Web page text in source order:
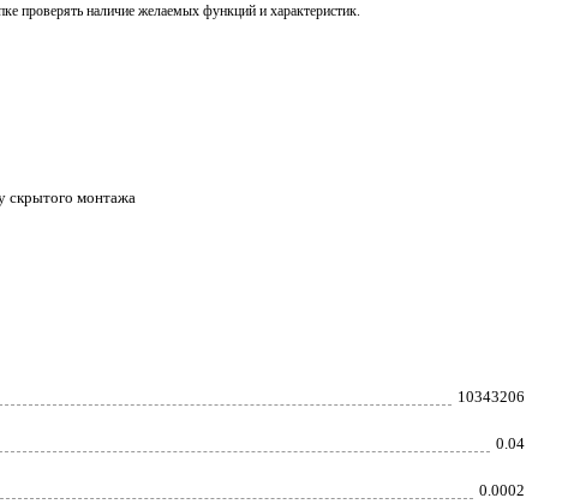
проверять наличие желаемых функций и характеристик.
скрытого монтажа
10343206
0.04
0.0002